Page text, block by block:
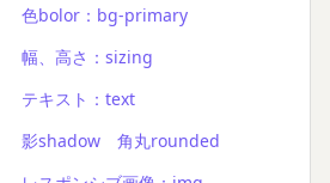
色bolor：bg-primary
幅、高さ：sizing
テキスト：text
影shadow 角丸rounded